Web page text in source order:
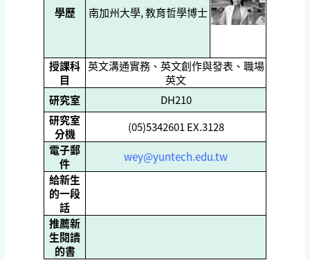
學歷 南加州大學, 教育哲學博士
授課科
目
英文溝通實務、英文創作與發表、職場
英文
研究室
DH210
研究室
分機
(05)5342601 EX.3128
電子郵
件
wey@yuntech.edu.tw
給新生
的一段
話
推薦新
生閱讀
的書